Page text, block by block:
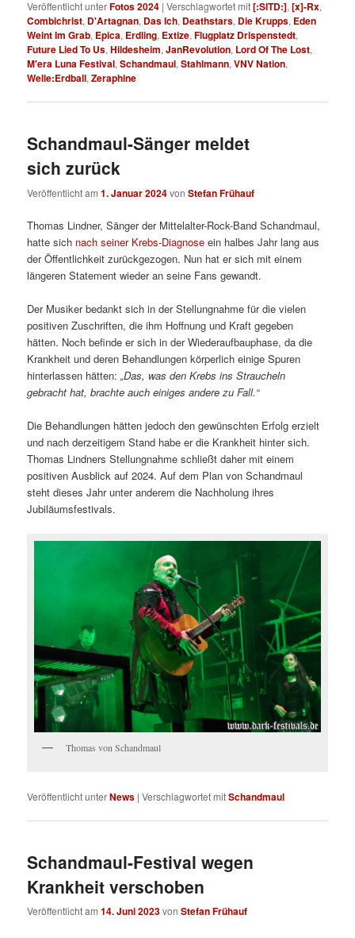
Veröffentlicht unterFotos 2024 |Verschlagwortet mit[:SITD:],[x]-Rx,
Combichrist, D'Artagnan, Das Ich, Deathstars, Die Krupps, Eden
Weint Im Grab, Epica, Erdling, Extize,Flugplatz Drispenstedt,
Future Lied To Us,Hildesheim,JanRevolution, Lord Of The Lost,
M'era Luna Festival,Schandmaul,Stahlmann,VNV Nation,
Welle:Erdball,Zeraphine
Schandmaul-Sänger meldet
sich zurück
Veröffentlicht am1. Januar 2024vonStefan Frühauf
Thomas Lindner, Sänger der Mittelalter-Rock-Band Schandmaul,
hatte sich nach seiner Krebs-Diagnose ein halbes Jahr lang aus
der Öffentlichkeit zurückgezogen. Nun hat er sich mit einem
längeren Statement wieder an seine Fans gewandt.
Der Musiker bedankt sich in der Stellungnahme für die vielen
positiven Zuschriften, die ihm Hoffnung und Kraft gegeben
hätten. Noch befinde er sich in der Wiederaufbauphase, da die
Krankheit und deren Behandlungen körperlich einige Spuren
hinterlassen hätten:„Das, was den Krebs ins Straucheln
gebracht hat, brachte auch einiges andere zu Fall.“
Die Behandlungen hätten jedoch den gewünschten Erfolg erzielt
und nach derzeitigem Stand habe er die Krankheit hinter sich.
Thomas Lindners Stellungnahme schließt daher mit einem
positiven Ausblick auf 2024. Auf dem Plan von Schandmaul
steht dieses Jahr unter anderem die Nachholung ihres
Jubiläumsfestivals.
Thomas von Schandmaul
Veröffentlicht unterNews |Verschlagwortet mitSchandmaul
Schandmaul-Festival wegen
Krankheit verschoben
Veröffentlicht am14. Juni 2023vonStefan Frühauf